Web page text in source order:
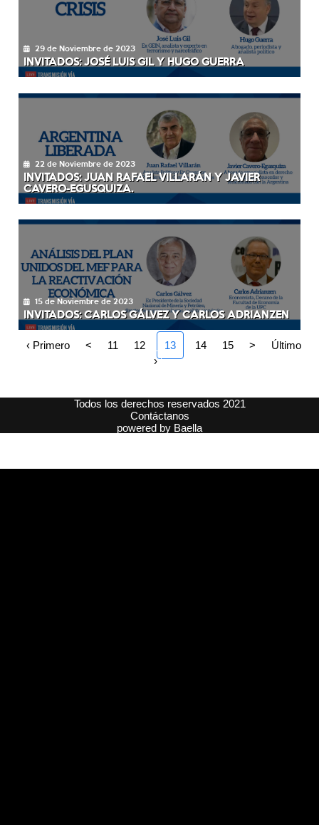
29 de Noviembre de 2023
INVITADOS: JOSÉ LUIS GIL Y HUGO GUERRA
22 de Noviembre de 2023
INVITADOS: JUAN RAFAEL VILLARÁN Y JAVIER
CAVERO-EGUSQUIZA.
15 de Noviembre de 2023
INVITADOS: CARLOS GÁLVEZ Y CARLOS ADRIANZEN
‹ Primero < 11 12 13 14 15 >
Último
›
Todos los derechos reservados 2021
Contáctanos
powered by Baella